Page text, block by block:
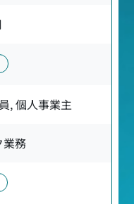
, 個人事業主
業務